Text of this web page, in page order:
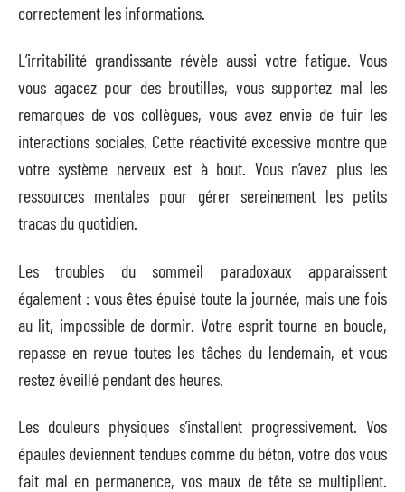
correctement les informations.
L’irritabilité grandissante révèle aussi votre fatigue. Vous
vous agacez pour des broutilles, vous supportez mal les
remarques de vos collègues, vous avez envie de fuir les
interactions sociales. Cette réactivité excessive montre que
votre système nerveux est à bout. Vous n’avez plus les
ressources mentales pour gérer sereinement les petits
tracas du quotidien.
Les troubles du sommeil paradoxaux apparaissent
également : vous êtes épuisé toute la journée, mais une fois
au lit, impossible de dormir. Votre esprit tourne en boucle,
repasse en revue toutes les tâches du lendemain, et vous
restez éveillé pendant des heures.
Les douleurs physiques s’installent progressivement. Vos
épaules deviennent tendues comme du béton, votre dos vous
fait mal en permanence, vos maux de tête se multiplient.